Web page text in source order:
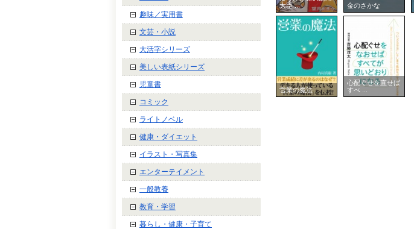
趣味／実用書
文芸・小説
大活字シリーズ
美しい表紙シリーズ
児童書
コミック
ライトノベル
健康・ダイエット
イラスト・写真集
エンターテイメント
一般教養
教育・学習
暮らし・健康・子育て
大臣 ...
金のさかな
営業の魔法
心配ぐせを直せば
すべ ...